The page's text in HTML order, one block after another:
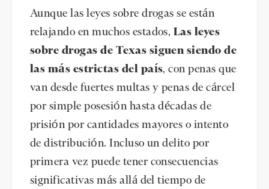
Aunque las leyes sobre drogas se están
relajando en muchos estados, Las leyes
sobre drogas de Texas siguen siendo de
las más estrictas del país, con penas que
van desde fuertes multas y penas de cárcel
por simple posesión hasta décadas de
prisión por cantidades mayores o intento
de distribución. Incluso un delito por
primera vez puede tener consecuencias
significativas más allá del tiempo de